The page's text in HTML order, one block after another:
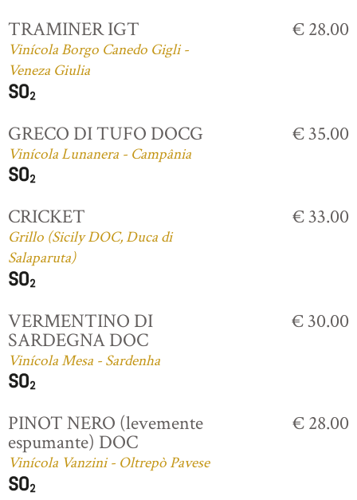
TRAMINER IGT
Vinícola Borgo Canedo Gigli -
Veneza Giulia
€ 28.00
GRECO DI TUFO DOCG
Vinícola Lunanera - Campânia
€ 35.00
CRICKET
Grillo (Sicily DOC, Duca di
Salaparuta)
€ 33.00
VERMENTINO DI
SARDEGNA DOC
Vinícola Mesa - Sardenha
€ 30.00
PINOT NERO (levemente
espumante) DOC
Vinícola Vanzini - Oltrepò Pavese
€ 28.00